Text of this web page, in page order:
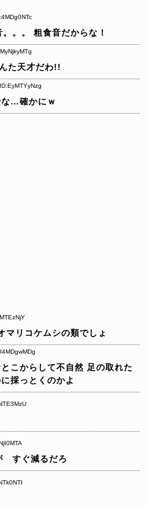
。。 粗食音だからな！
た天才だわ!!
ID:EyMTYyNzg
な…確かにｗ
マリコケムシの類でしょ
こからして不自然 足の取れた
採っとくのかよ
すぐ減るだろ